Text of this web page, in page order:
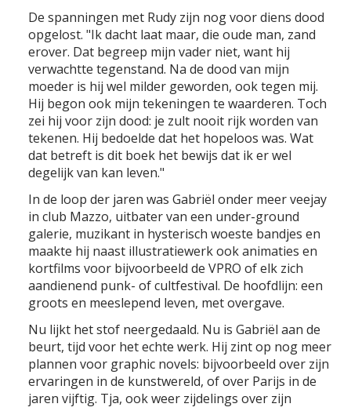
De spanningen met Rudy zijn nog voor diens dood
opgelost. "Ik dacht laat maar, die oude man, zand
erover. Dat begreep mijn vader niet, want hij
verwachtte tegenstand. Na de dood van mijn
moeder is hij wel milder geworden, ook tegen mij.
Hij begon ook mijn tekeningen te waarderen. Toch
zei hij voor zijn dood: je zult nooit rijk worden van
tekenen. Hij bedoelde dat het hopeloos was. Wat
dat betreft is dit boek het bewijs dat ik er wel
degelijk van kan leven."
In de loop der jaren was Gabriël onder meer veejay
in club Mazzo, uitbater van een under-ground
galerie, muzikant in hysterisch woeste bandjes en
maakte hij naast illustratiewerk ook animaties en
kortfilms voor bijvoorbeeld de VPRO of elk zich
aandienend punk- of cultfestival. De hoofdlijn: een
groots en meeslepend leven, met overgave.
Nu lijkt het stof neergedaald. Nu is Gabriël aan de
beurt, tijd voor het echte werk. Hij zint op nog meer
plannen voor graphic novels: bijvoorbeeld over zijn
ervaringen in de kunstwereld, of over Parijs in de
jaren vijftig. Tja, ook weer zijdelings over zijn